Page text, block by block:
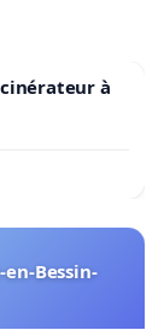
à
Bessin-